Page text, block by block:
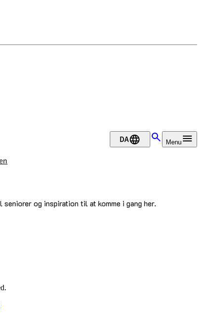
DA Menu
og inspiration til at komme i gang her.